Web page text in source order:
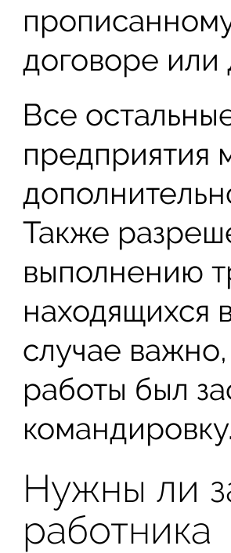
договоре или
Все
предприятия
Также
выполнению
находящихся
случае
работы был
командировку.
Нужны ли
работника